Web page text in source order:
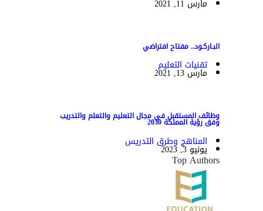
مارس 11, 2021
البـاركـود.. مفتاح افتراضي
تقنيات التعليم
مارس 13, 2021
وظائف المستقبل في مجال التعليم والتعلم والتدريب
وفق رؤية المملكة 2030
المناهج وطرق التدريس
يونيو 3, 2023
Top Authors